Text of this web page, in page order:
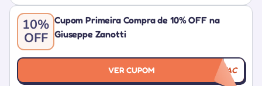
10%
OFF
Cupom Primeira Compra de 10% OFF na
Giuseppe Zanotti
VER CUPOM GZ10MYAC